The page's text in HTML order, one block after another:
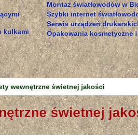
kulkami
Montaż światłowodów w
Szybki internet
Serwis urządzeń
Opakowania kosmetyczne
wewnętrzne świetnej jakości
świetnej